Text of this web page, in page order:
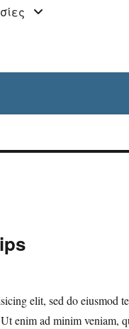
elit, sed do eiusmod
enim ad minim veniam,